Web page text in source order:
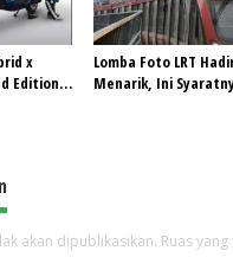
x
Edition
Lomba Foto LRT
Menarik, Ini
akan dipublikasikan. Ruas